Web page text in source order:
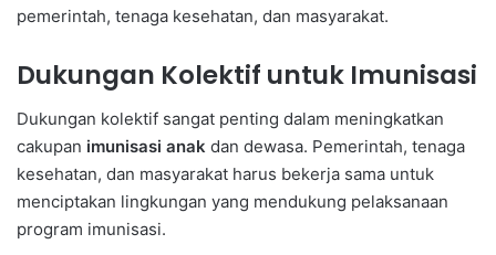
pemerintah, tenaga kesehatan, dan masyarakat.
Dukungan Kolektif untuk Imunisasi
Dukungan kolektif sangat penting dalam meningkatkan
cakupan imunisasi anak dan dewasa. Pemerintah, tenaga
kesehatan, dan masyarakat harus bekerja sama untuk
menciptakan lingkungan yang mendukung pelaksanaan
program imunisasi.